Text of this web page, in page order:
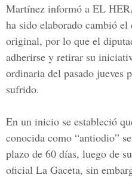
Martínez informó a EL
ha sido elaborado cambió
original, por lo que el
adherirse y retirar su
ordinaria del pasado jueves
sufrido.
En un inicio se estableció
conocida como “antiodio”
plazo de 60 días, luego de
oficial La Gaceta, sin